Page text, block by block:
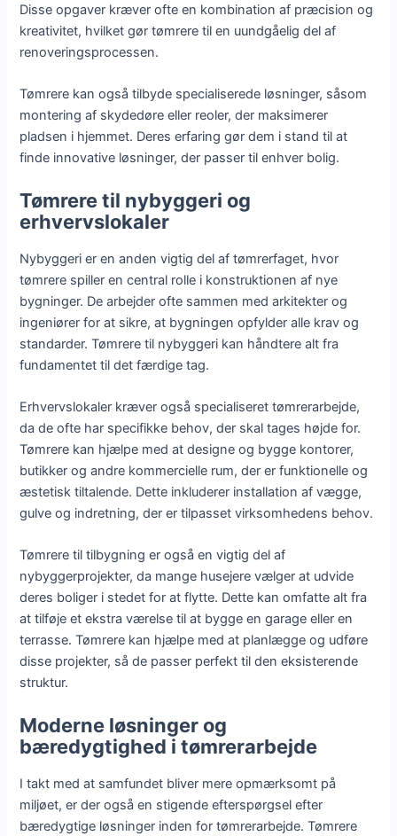
Disse opgaver kræver ofte en kombination af præcision og
kreativitet, hvilket gør tømrere til en uundgåelig del af
renoveringsprocessen.
Tømrere kan også tilbyde specialiserede løsninger, såsom
montering af skydedøre eller reoler, der maksimerer
pladsen i hjemmet. Deres erfaring gør dem i stand til at
finde innovative løsninger, der passer til enhver bolig.
Tømrere til nybyggeri og
erhvervslokaler
Nybyggeri er en anden vigtig del af tømrerfaget, hvor
tømrere spiller en central rolle i konstruktionen af nye
bygninger. De arbejder ofte sammen med arkitekter og
ingeniører for at sikre, at bygningen opfylder alle krav og
standarder. Tømrere til nybyggeri kan håndtere alt fra
fundamentet til det færdige tag.
Erhvervslokaler kræver også specialiseret tømrerarbejde,
da de ofte har specifikke behov, der skal tages højde for.
Tømrere kan hjælpe med at designe og bygge kontorer,
butikker og andre kommercielle rum, der er funktionelle og
æstetisk tiltalende. Dette inkluderer installation af vægge,
gulve og indretning, der er tilpasset virksomhedens behov.
Tømrere til tilbygning er også en vigtig del af
nybyggerprojekter, da mange husejere vælger at udvide
deres boliger i stedet for at flytte. Dette kan omfatte alt fra
at tilføje et ekstra værelse til at bygge en garage eller en
terrasse. Tømrere kan hjælpe med at planlægge og udføre
disse projekter, så de passer perfekt til den eksisterende
struktur.
Moderne løsninger og
bæredygtighed i tømrerarbejde
I takt med at samfundet bliver mere opmærksomt på
miljøet, er der også en stigende efterspørgsel efter
bæredygtige løsninger inden for tømrerarbejde. Tømrere